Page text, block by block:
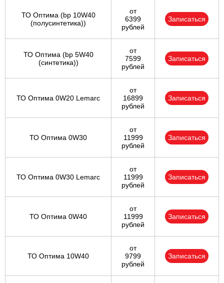
ТО Оптима (bp 10W40
(полусинтетика))
от
6399
рублей
Записаться
ТО Оптима (bp 5W40
(синтетика))
от
7599
рублей
Записаться
ТО Оптима 0W20 Lemarc
от
16899
рублей
Записаться
ТО Оптима 0W30
от
11999
рублей
Записаться
ТО Оптима 0W30 Lemarc
от
11999
рублей
Записаться
ТО Оптима 0W40
от
11999
рублей
Записаться
ТО Оптима 10W40
от
9799
рублей
Записаться